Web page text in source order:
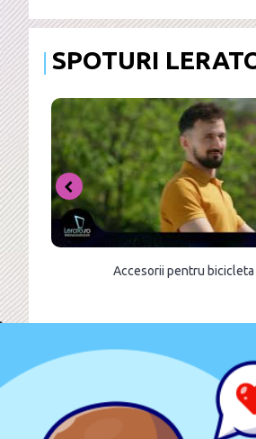
SPOTURI
Accesorii pentru bicicleta